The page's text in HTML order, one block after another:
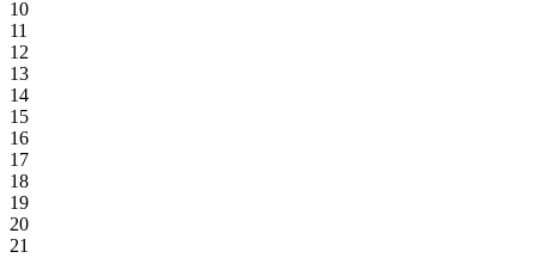
10
11
12
13
14
15
16
17
18
19
20
21